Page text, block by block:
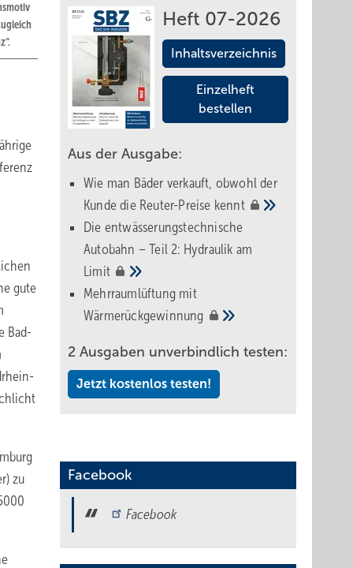
­gute
Bad­
zu
Heft 07-2026
Inhaltsverzeichnis
Einzelheft
bestellen
Aus der Ausgabe:
Wie man Bäder verkauft, obwohl der
Kunde die Reuter-Preise kennt
Die entwässerungstechnische
Autobahn – Teil 2: Hydraulik am
Limit
Mehrraumlüftung mit
Wärmerückgewinnung
2 Ausgaben unverbindlich testen:
Jetzt kostenlos testen!
Facebook
Facebook